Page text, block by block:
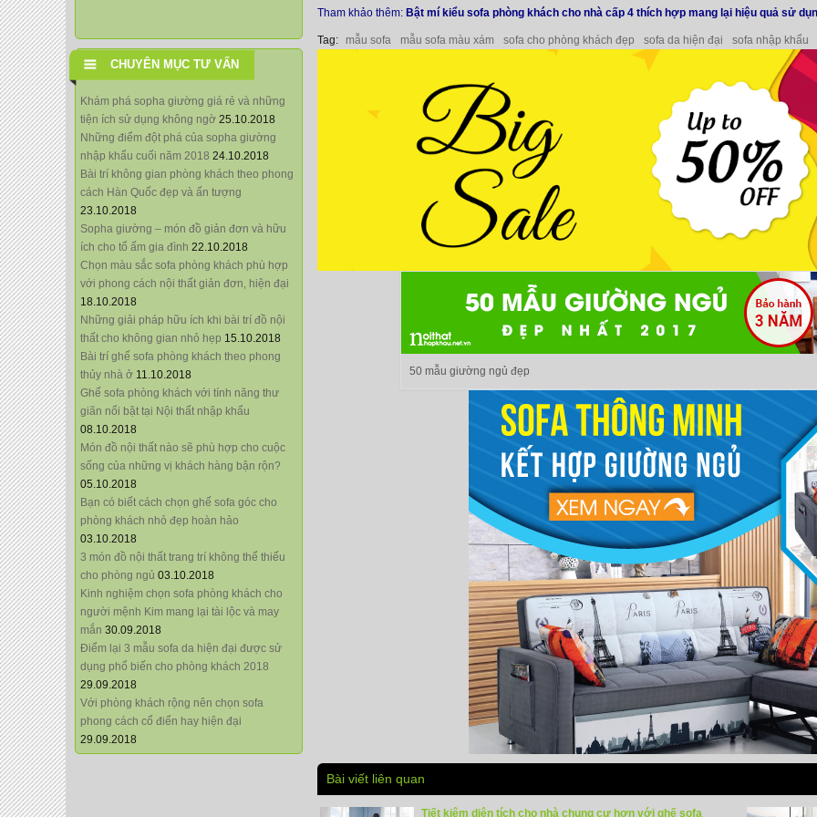
CHUYÊN MỤC TƯ VẤN
Khám phá sopha giường giá rẻ và những
tiện ích sử dụng không ngờ 25.10.2018
Những điểm đột phá của sopha giường
nhập khẩu cuối năm 2018 24.10.2018
Bài trí không gian phòng khách theo phong
cách Hàn Quốc đẹp và ấn tượng
23.10.2018
Sopha giường – món đồ giản đơn và hữu
ích cho tổ ấm gia đình 22.10.2018
Chọn màu sắc sofa phòng khách phù hợp
với phong cách nội thất giản đơn, hiện đại
18.10.2018
Những giải pháp hữu ích khi bài trí đồ nội
thất cho không gian nhỏ hẹp 15.10.2018
Bài trí ghế sofa phòng khách theo phong
thủy nhà ở 11.10.2018
Ghế sofa phòng khách với tính năng thư
giãn nổi bật tại Nội thất nhập khẩu
08.10.2018
Món đồ nội thất nào sẽ phù hợp cho cuộc
sống của những vị khách hàng bận rộn?
05.10.2018
Bạn có biết cách chọn ghế sofa góc cho
phòng khách nhỏ đẹp hoàn hảo
03.10.2018
3 món đồ nội thất trang trí không thể thiếu
cho phòng ngủ 03.10.2018
Kinh nghiệm chọn sofa phòng khách cho
người mệnh Kim mang lại tài lộc và may
mắn 30.09.2018
Điểm lại 3 mẫu sofa da hiện đại được sử
dụng phổ biến cho phòng khách 2018
29.09.2018
Với phòng khách rộng nên chọn sofa
phong cách cổ điển hay hiện đại
29.09.2018
Tham khảo thêm: Bật mí kiểu sofa phòng khách cho nhà cấp 4 thích hợp mang lại hiệu quả sử
Tag: mẫu sofa mẫu sofa màu xám sofa cho phòng khách đẹp sofa da hiện đại sofa nhập khẩu
50 mẫu giường ngủ đẹp
Bài viết liên quan
Tiết kiệm diện tích cho nhà chung cư hơn với ghế sofa